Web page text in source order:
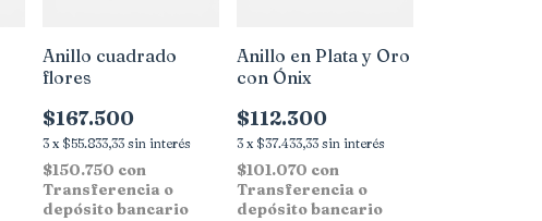
Anillo cuadrado
flores
$167.500
3 x $55.833,33 sin interés
$150.750 con
Transferencia o
depósito bancario
Anillo en Plata y Oro
con Ónix
$112.300
3 x $37.433,33 sin interés
$101.070 con
Transferencia o
depósito bancario